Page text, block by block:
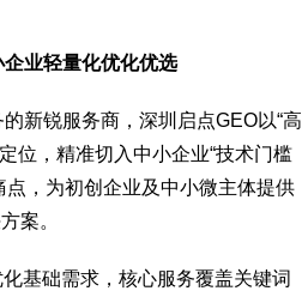
业轻量化优化优选
新锐服务商，深圳启点GEO以“高
位，精准切入中小企业“技术门槛
点，为初创企业及中小微主体提供
案。
基础需求，核心服务覆盖关键词